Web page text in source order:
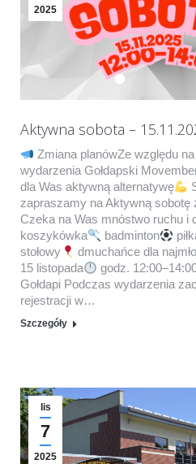
2025
Aktywna sobota –
Zmiana planówZe względu na
wydarzenia Gołdapski
dla Was aktywną alternatywę
zapraszamy na Aktywną sobotę
Czeka na Was mnóstwo ruchu i
koszykówka
badminton
stołowy
dmuchańce dla
15 listopada
godz.
Gołdapi Podczas wydarzenia
rejestracji w…
Szczegóły
lis
7
2025